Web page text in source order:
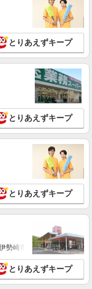
とりあえずキープ
とりあえずキープ
とりあえずキープ
勢崎市・太田市・館林市
とりあえずキープ